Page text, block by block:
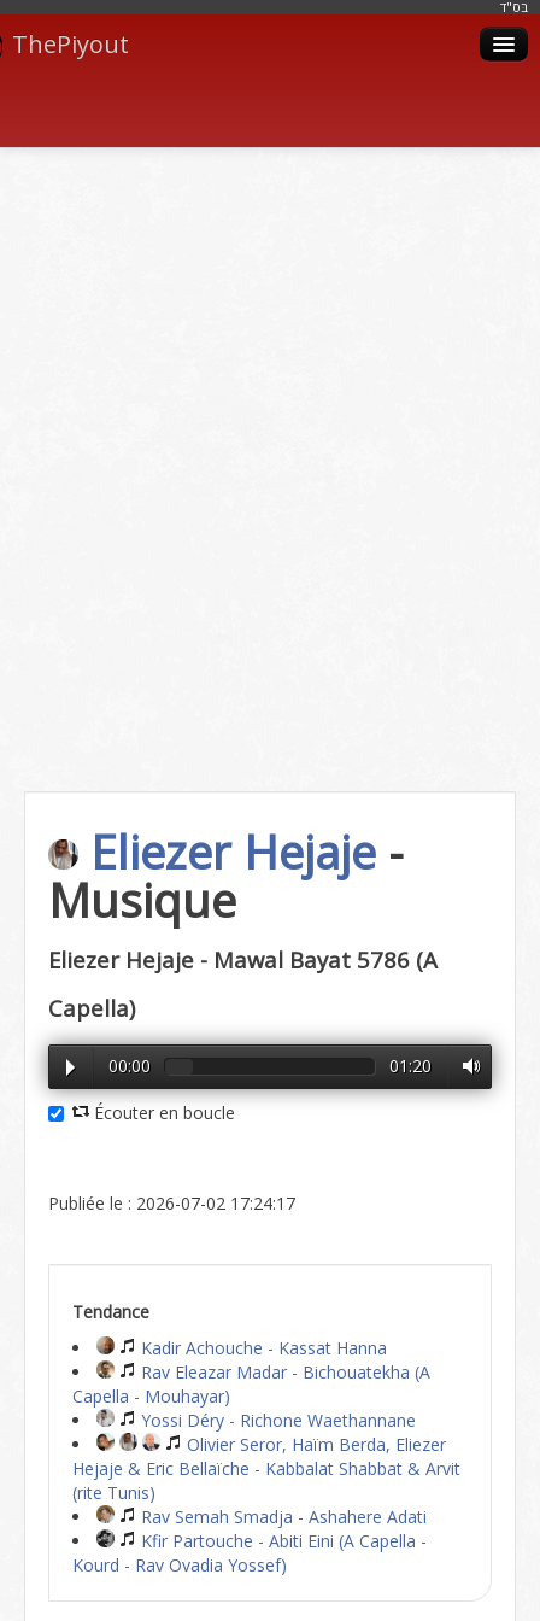
בּס"ד
ThePiyout
Eliezer Hejaje -
Musique
Eliezer Hejaje - Mawal Bayat 5786 (A
Capella)
00:00 01:20
Écouter en boucle
Publiée le : 2026-07-02 17:24:17
Tendance
Kadir Achouche - Kassat Hanna
Rav Eleazar Madar - Bichouatekha (A
Capella - Mouhayar)
Yossi Déry - Richone Waethannane
Olivier Seror, Haïm Berda, Eliezer
Hejaje & Eric Bellaïche - Kabbalat Shabbat & Arvit
(rite Tunis)
Rav Semah Smadja - Ashahere Adati
Kfir Partouche - Abiti Eini (A Capella -
Kourd - Rav Ovadia Yossef)